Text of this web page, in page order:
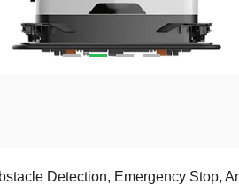
Detection, Emergency Stop,